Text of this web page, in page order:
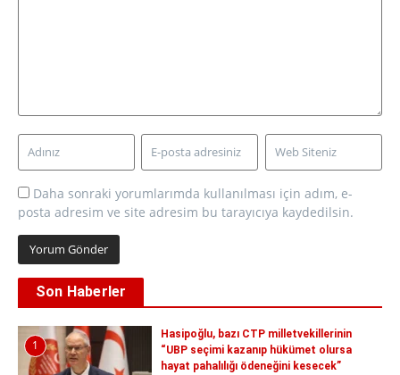
Daha sonraki yorumlarımda kullanılması için adım, e-
posta adresim ve site adresim bu tarayıcıya kaydedilsin.
Son Haberler
1
Hasipoğlu, bazı CTP milletvekillerinin
“UBP seçimi kazanıp hükümet olursa
hayat pahalılığı ödeneğini kesecek”